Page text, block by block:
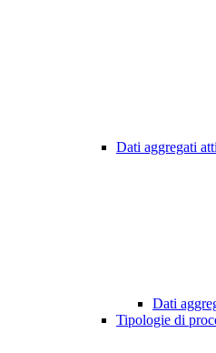
Dati aggregati
Dati
Tipologie di